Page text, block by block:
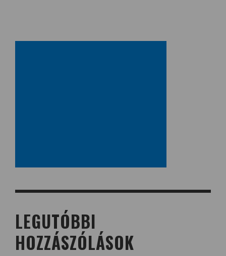
LEGUTÓBBI
HOZZÁSZÓLÁSOK